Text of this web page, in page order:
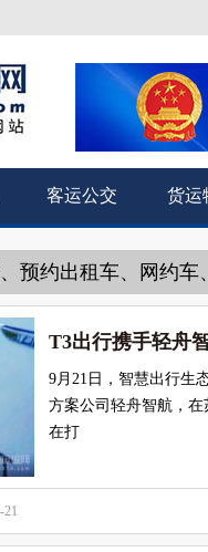
客运公交 货运
预约出租车、网约车
T3出行携手轻舟
9月21日，智慧出行生
方案公司轻舟智航，在
在打
21